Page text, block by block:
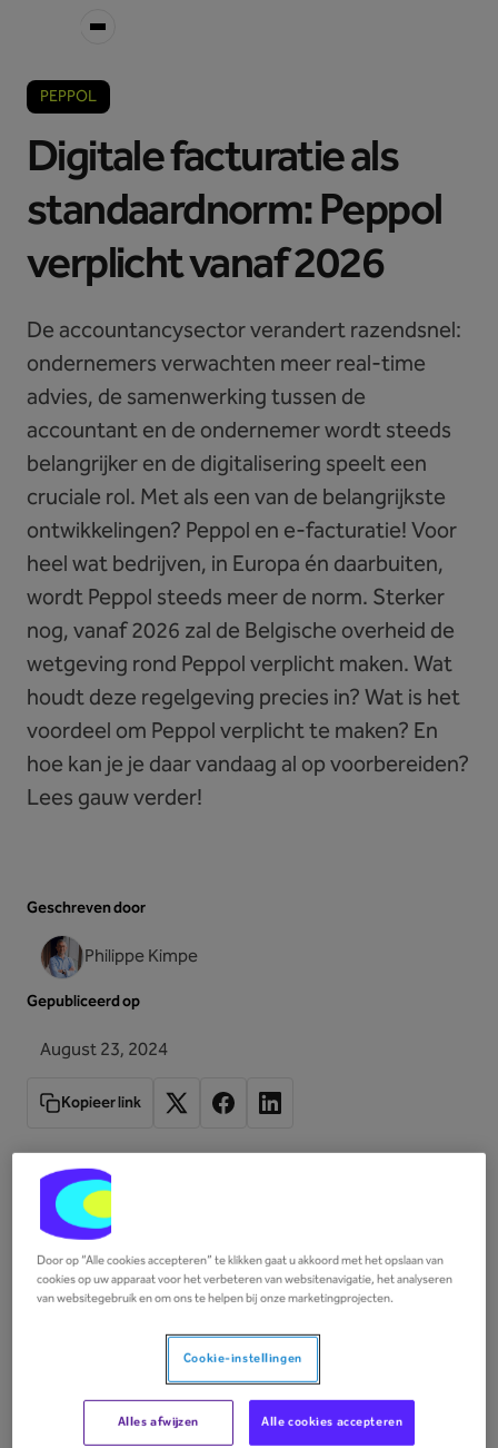
PEPPOL
Digitale facturatie als
standaardnorm: Peppol
verplicht vanaf 2026
De accountancysector verandert razendsnel:
ondernemers verwachten meer real-time
advies, de samenwerking tussen de
accountant en de ondernemer wordt steeds
belangrijker en de digitalisering speelt een
cruciale rol. Met als een van de belangrijkste
ontwikkelingen? Peppol en e-facturatie! Voor
heel wat bedrijven, in Europa én daarbuiten,
wordt Peppol steeds meer de norm. Sterker
nog, vanaf 2026 zal de Belgische overheid de
wetgeving rond Peppol verplicht maken. Wat
houdt deze regelgeving precies in? Wat is het
voordeel om Peppol verplicht te maken? En
hoe kan je je daar vandaag al op voorbereiden?
Lees gauw verder!
Geschreven door
Philippe Kimpe
Gepubliceerd op
August 23, 2024
Kopieer link
Door op “Alle cookies accepteren” te klikken gaat u akkoord met het opslaan van
cookies op uw apparaat voor het verbeteren van websitenavigatie, het analyseren
van websitegebruik en om ons te helpen bij onze marketingprojecten.
Cookie-instellingen
Alles afwijzen Alle cookies accepteren